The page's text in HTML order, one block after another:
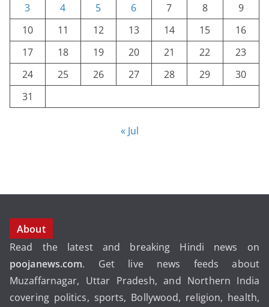
3
4 5 6 7 8
9
10
11 12 13 14 15
16
17
18 19 20 21 22
23
24
25 26 27 28 29
30
31
« Jul
About
Read the latest and breaking Hindi news on
poojanews.com. Get live news feeds about
Muzaffarnagar, Uttar Pradesh, and Northern India
covering politics, sports, Bollywood, religion, health,